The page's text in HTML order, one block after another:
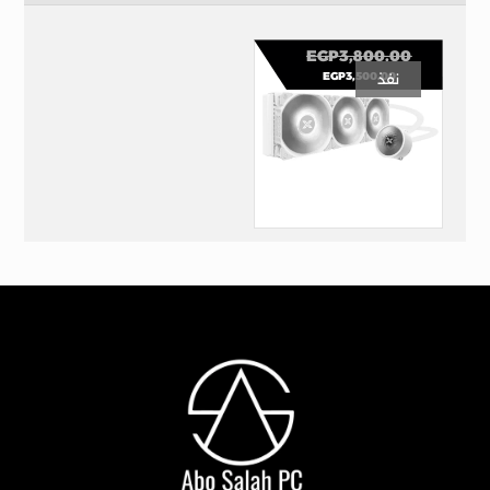
EGP3,800.00
EGP3,500.00
نفذ